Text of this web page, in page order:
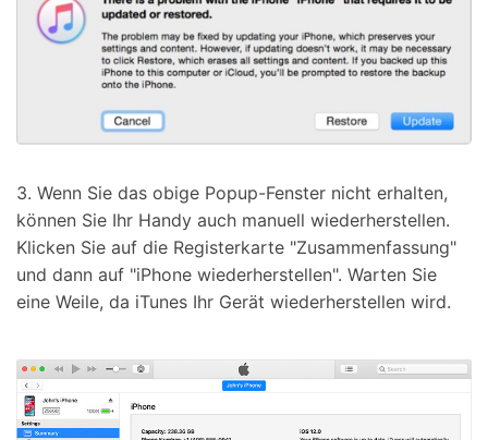
3. Wenn Sie das obige Popup-Fenster nicht erhalten,
können Sie Ihr Handy auch manuell wiederherstellen.
Klicken Sie auf die Registerkarte "Zusammenfassung"
und dann auf "iPhone wiederherstellen". Warten Sie
eine Weile, da iTunes Ihr Gerät wiederherstellen wird.